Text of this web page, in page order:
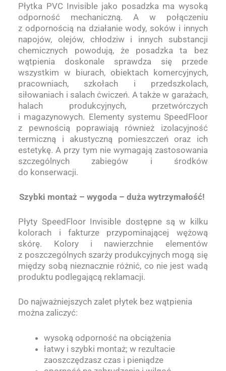
Płytka PVC Invisible jako posadzka ma wysoką
odporność mechaniczną. A w połączeniu
z odpornością na działanie wody, soków i innych
napojów, olejów, chłodziw i innych substancji
chemicznych powodują, że posadzka ta bez
wątpienia doskonale sprawdza się przede
wszystkim w biurach, obiektach komercyjnych,
pracowniach, szkołach i przedszkolach,
siłowaniach i salach ćwiczeń. A także w garażach,
halach produkcyjnych, przetwórczych
i magazynowych. Elementy systemu SpeedFloor
z pewnością poprawiają również izolacyjność
termiczną i akustyczną pomieszczeń oraz ich
estetykę. A przy tym nie wymagają zastosowania
szczególnych zabiegów i środków
do konserwacji.
Szybki montaż – wygoda – duża wytrzymałość!
Płyty SpeedFloor Invisible dostępne są w kilku
kolorach i fakturze przypominającej wężową
skórę. Kolory i nawierzchnie elementów
z poszczególnych szarży produkcyjnych mogą się
między sobą nieznacznie różnić, co nie jest wadą
produktu podlegającą reklamacji.
Do najważniejszych zalet płytek bez wątpienia
można zaliczyć:
wysoką odporność na obciążenia
łatwy i szybki montaż; w rezultacie
zaoszczędzasz czas i pieniądze